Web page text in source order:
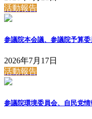
活動報告
参議院本会議、参議院予算委
2026年7月17日
活動報告
参議院環境委員会、自民党